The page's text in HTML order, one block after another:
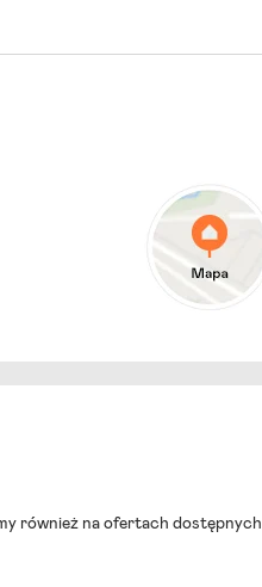
również na ofertach dostępnych